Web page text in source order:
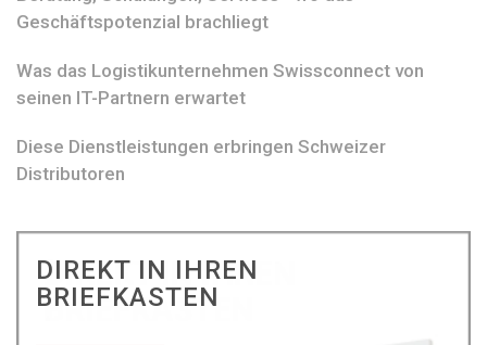
Geschäftspotenzial brachliegt
Was das Logistikunternehmen Swissconnect von
seinen IT-Partnern erwartet
Diese Dienstleistungen erbringen Schweizer
Distributoren
DIREKT IN IHREN
BRIEFKASTEN